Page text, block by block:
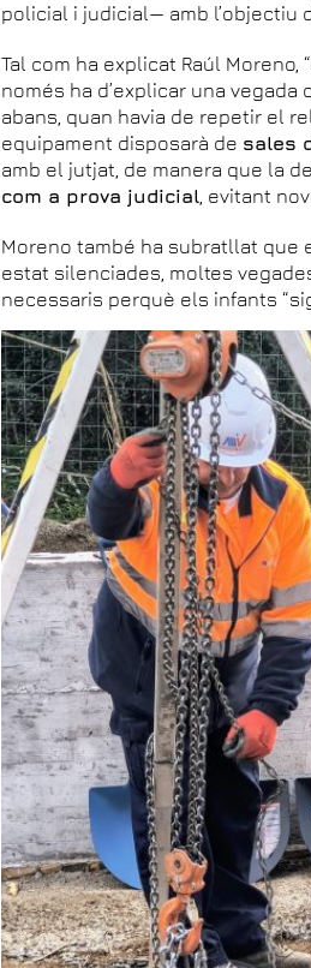
policial i judicial— amb l’objectiu
Tal com ha explicat Raúl
només ha d’explicar una
abans, quan havia de repetir el
equipament disposarà de sales
amb el jutjat, de manera que la
com a prova judicial , evitant
Moreno també ha subratllat que
estat silenciades, moltes
necessaris perquè els infants